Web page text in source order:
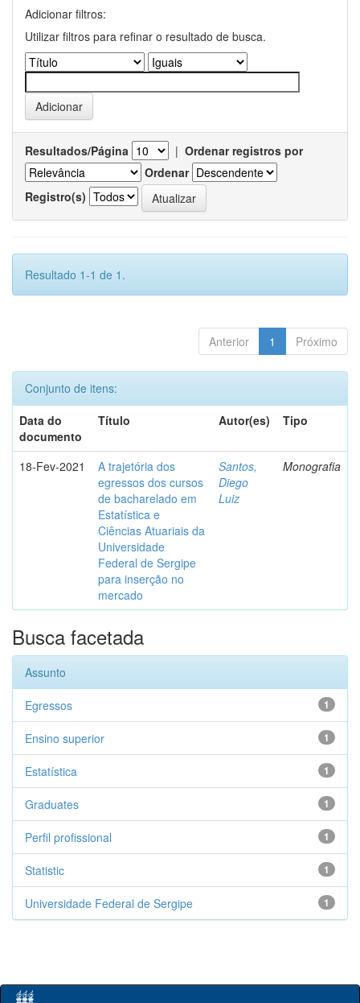
Adicionar filtros:
Utilizar filtros para refinar o resultado de busca.
Resultados/Página | Ordenar registros por
Ordenar
Registro(s)
Resultado 1-1 de 1.
Anterior 1 Próximo
Conjunto de itens:
Data do
documento
Título Autor(es) Tipo
18-Fev-2021
A trajetória dos
egressos dos cursos
de bacharelado em
Estatística e
Ciências Atuariais da
Universidade
Federal de Sergipe
para inserção no
mercado
Santos,
Diego
Luiz
Monografia
Busca facetada
Assunto
1
Egressos
1
Ensino superior
1
Estatística
1
Graduates
1
Perfil profissional
1
Statistic
1
Universidade Federal de Sergipe